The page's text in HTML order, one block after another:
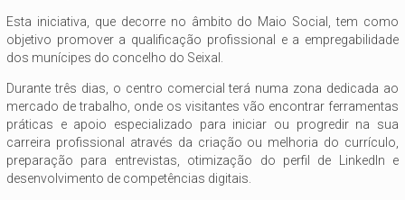
Esta iniciativa, que decorre no âmbito do Maio Social, tem como
objetivo promover a qualificação profissional e a empregabilidade
dos munícipes do concelho do Seixal.
Durante três dias, o centro comercial terá numa zona dedicada ao
mercado de trabalho, onde os visitantes vão encontrar ferramentas
práticas e apoio especializado para iniciar ou progredir na sua
carreira profissional através da criação ou melhoria do currículo,
preparação para entrevistas, otimização do perfil de LinkedIn e
desenvolvimento de competências digitais.